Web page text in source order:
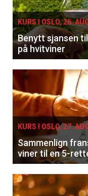
KURS I OSLO, 26.
Benytt sjansen
på hvitviner
KURS I OSLO, 27.
Sammenlign
viner til en 5-